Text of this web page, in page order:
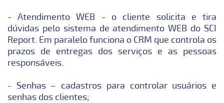
- Atendimento WEB - o cliente solicita e tira
dúvidas pelo sistema de atendimento WEB do SCI
Report. Em paralelo funciona o CRM que controla os
prazos de entregas dos serviços e as pessoas
responsáveis.
- Senhas – cadastros para controlar usuários e
senhas dos clientes;